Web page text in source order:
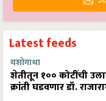
Latest feeds
यशोगाथा
शेतीतून १०० कोटींची
क्रांती घडवणार डॉ.